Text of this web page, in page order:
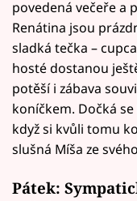
povedená večeře a
Renátina jsou
sladká tečka –
hosté dostanou
potěší i zábava
koníčkem. Dočká
když si kvůli tomu
slušná Míša ze
Pátek: